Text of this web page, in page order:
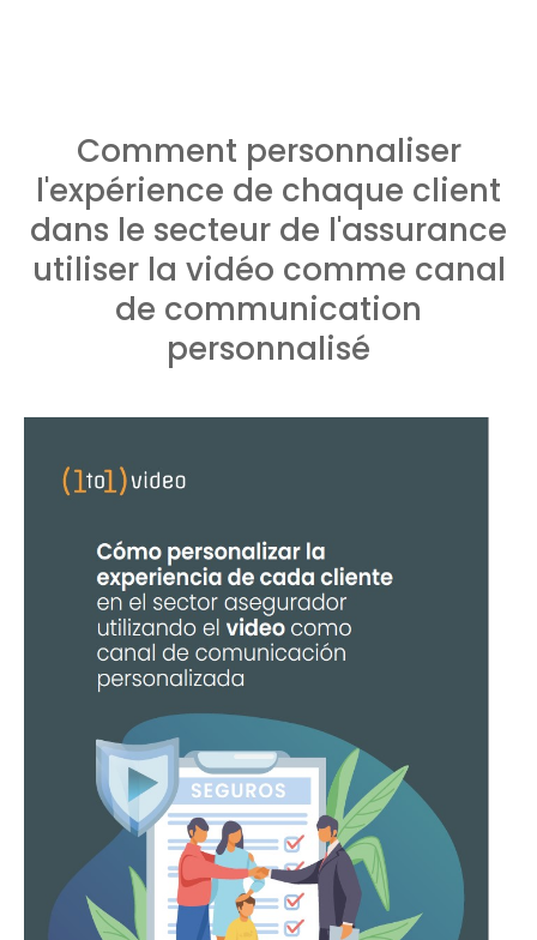
Comment personnaliser
l'expérience de chaque client
dans le secteur de l'assurance
utiliser la vidéo comme canal
de communication
personnalisé